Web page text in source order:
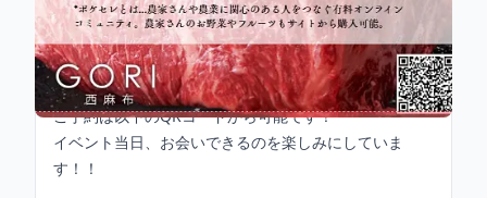
第3回目のイベントでは、「兵庫県」の農家さんたちの
美味しいお野菜を集めました！
兵庫県の新たな良さを発見できるそんな時間になったら
幸いです！
ご予約は以下のQRコードから可能です！
イベント当日、お会いできるのを楽しみにしていま
す！！